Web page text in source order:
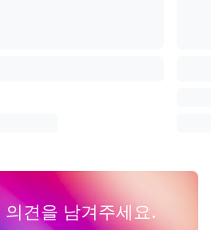
견을 남겨주세요.